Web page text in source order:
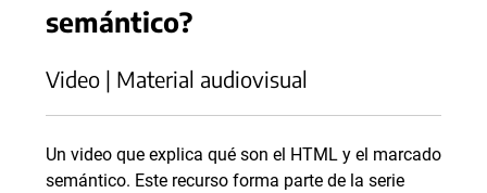
semántico?
Video | Material audiovisual
Un video que explica qué son el HTML y el marcado
semántico. Este recurso forma parte de la serie